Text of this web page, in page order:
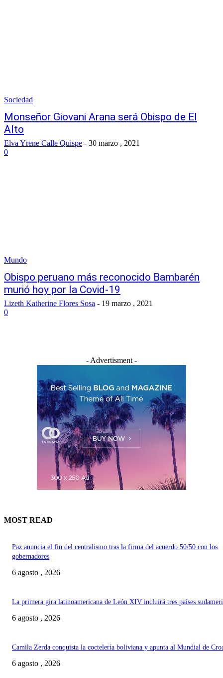
Sociedad
Monseñor Giovani Arana será Obispo de El
Alto
Elva Yrene Calle Quispe - 30 marzo , 2021
0
Mundo
Obispo peruano más reconocido Bambarén
murió hoy por la Covid-19
Lizeth Katherine Flores Sosa - 19 marzo , 2021
0
- Advertisment -
MOST READ
Paz anuncia el fin del centralismo tras la firma del acuerdo 50/50 con los
gobernadores
6 agosto , 2026
La primera gira latinoamericana de León XIV incluirá tres países
6 agosto , 2026
Camila Zerda conquista la coctelería boliviana y apunta al Mundial de
6 agosto , 2026